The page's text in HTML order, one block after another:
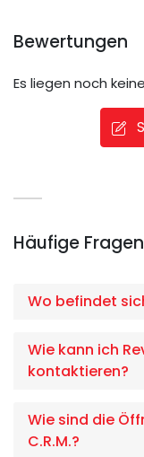
Bewertungen
Es liegen noch
Häufige Fragen
Wo befindet
Wie kann ich
kontaktieren?
Wie sind die
C.R.M.?